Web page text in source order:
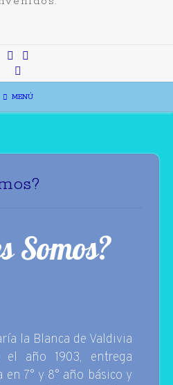
MENÚ
Somos?
la Blanca de Valdivia
año 1903, entrega
en 7° y 8° año básico y